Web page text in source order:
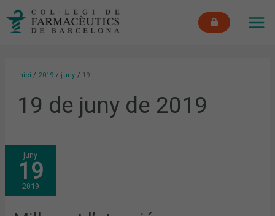
Inici 2019 juny 19
19 de juny de 2019
juny
19
2019
MILLORANT
L’ATENCIÓ
FARMACÈUTICA
EN
SALUT
BUCODENTAL